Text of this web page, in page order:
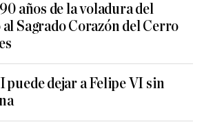
años de la voladura del
Sagrado Corazón del Cerro
puede dejar a Felipe VI sin